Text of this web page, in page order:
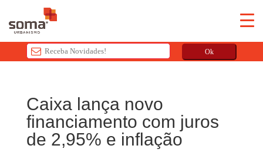
Ok
i
s
i
Caixa lança novo
financiamento com juros
de 2,95% e inflação